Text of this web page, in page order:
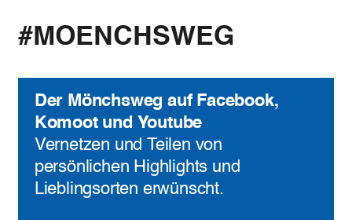
#MOENCHSWEG
Der Mönchsweg auf Facebook,
Komoot und Youtube
Vernetzen und Teilen von
persönlichen Highlights und
Lieblingsorten erwünscht.